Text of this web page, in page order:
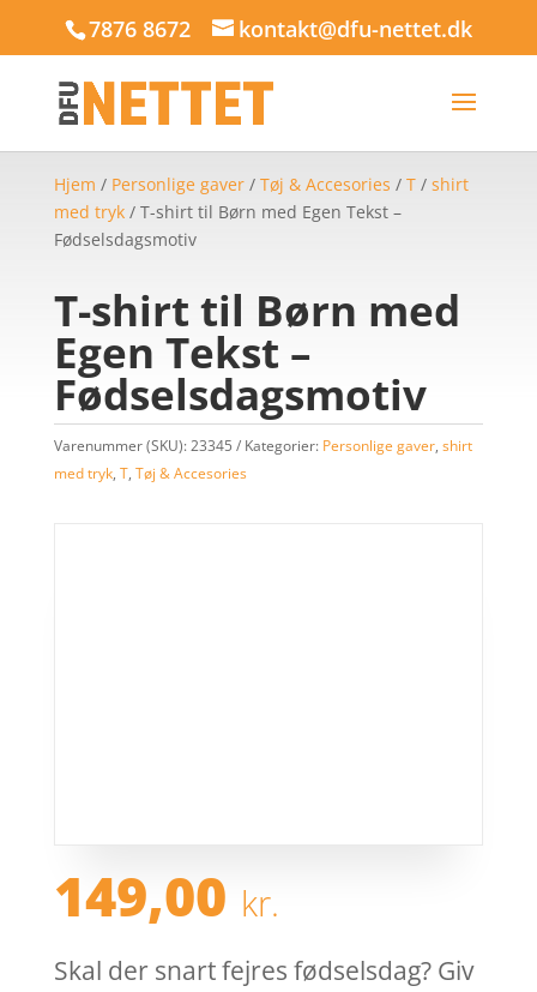
7876 8672 kontakt@dfu-nettet.dk
Hjem / Personlige gaver/ Tøj & Accesories / T/ shirt
med tryk/ T-shirt til Børn med Egen Tekst –
Fødselsdagsmotiv
T-shirt til Børn med
Egen Tekst –
Fødselsdagsmotiv
Varenummer (SKU):23345 Kategorier: Personlige gaver, shirt
med tryk, T, Tøj & Accesories
149,00 kr.
Skal der snart fejres fødselsdag? Giv